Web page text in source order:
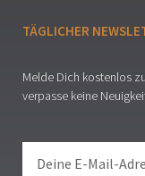
TÄGLICHER
Melde Dich kostenlos
verpasse keine